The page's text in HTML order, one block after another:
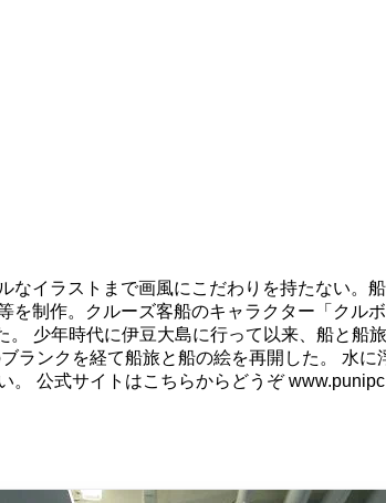
イラストまで画風にこだわりを持たない。
制作。クルーズ客船のキャラクター「クル
少年時代に伊豆大島に行って以来、船と船
ランクを経て船旅と船の絵を再開した。 水
。 公式サイトはこちらからどうぞ